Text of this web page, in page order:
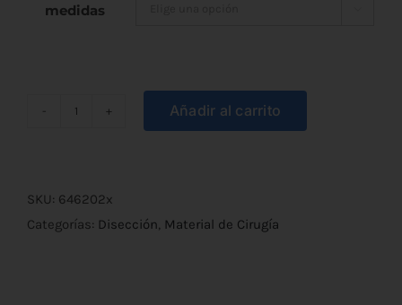
medidas
con
Diente
Añadir al carrito
SKU: 646202x
Categorías: Disección Material de Cirugía